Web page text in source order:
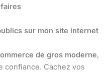
sur mon site internet
de gros moderne,
confiance. Cachez vos